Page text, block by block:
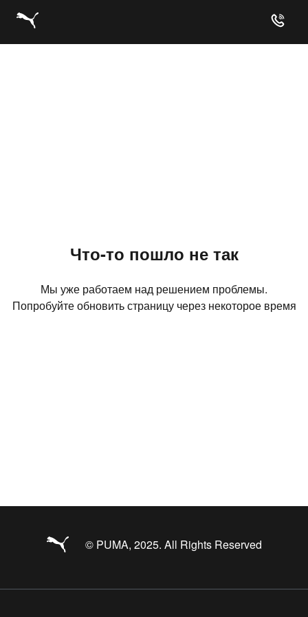
Что-то пошло не так
Мы уже работаем над решением проблемы.
Попробуйте обновить страницу через некоторое время
© PUMA, 2025. All Rights Reserved